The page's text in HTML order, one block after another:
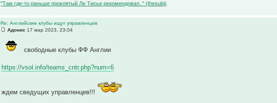
"Там где-то раньше проклятый Ле Тисье рекомендовал.." (thesubj)
Re: Английские клубы ищут управленцев
Адонис 17 мар 2023, 23:04
свободные клубы ФФ Англии
https://vsol.info/teams_cntr.php?num=6
ждем сведущих управленцев!!!